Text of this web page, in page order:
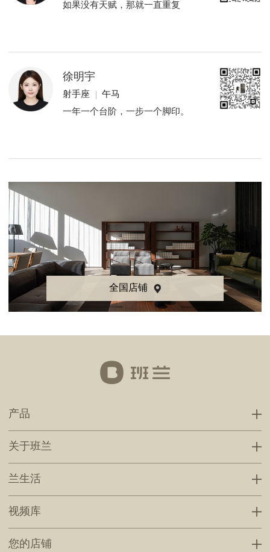
如果没有天赋，那就一直重复
徐明宇
射手座
午马
一年一个台阶，一步一个脚印。
全国店铺
产品
关于班兰
兰生活
视频库
您的店铺